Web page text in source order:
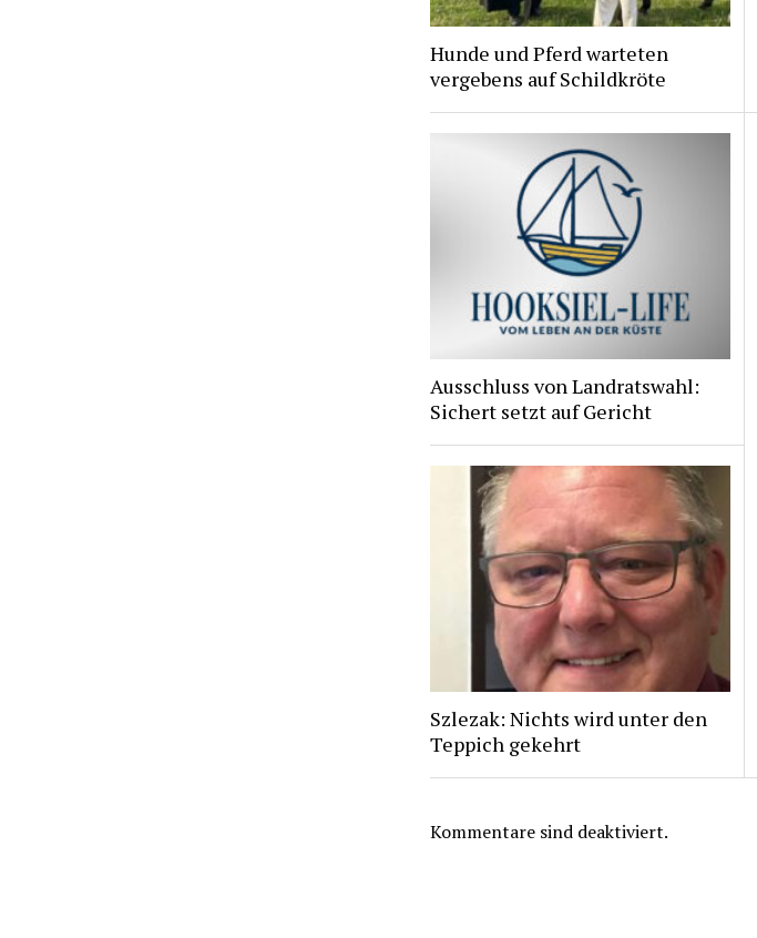
Hunde und Pferd warteten
vergebens auf Schildkröte
Ausschluss von Landratswahl:
Sichert setzt auf Gericht
Szlezak: Nichts wird unter den
Teppich gekehrt
Kommentare sind deaktiviert.